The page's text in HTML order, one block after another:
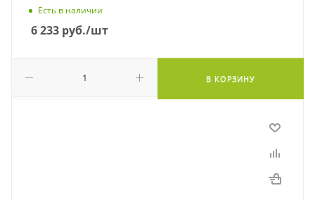
Есть в наличии
6 233 руб./шт
В КОРЗИНУ